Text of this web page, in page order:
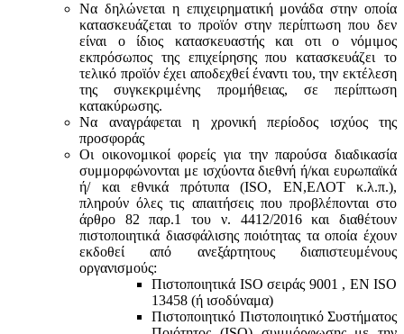
Να δηλώνεται η επιχειρηματική μονάδα στην οποία
κατασκευάζεται το προϊόν στην περίπτωση που δεν
είναι ο ίδιος κατασκευαστής και oτι ο νόμιμος
εκπρόσωπος της επιχείρησης που κατασκευάζει το
τελικό προϊόν έχει αποδεχθεί έναντι του, την εκτέλεση
της συγκεκριμένης προμήθειας, σε περίπτωση
κατακύρωσης.
Να αναγράφεται η χρονική περίοδος ισχύος της
προσφοράς
Οι οικονομικοί φορείς για την παρούσα διαδικασία
συμμορφώνονται με ισχύοντα διεθνή ή/και ευρωπαϊκά
ή/ και εθνικά πρότυπα (ISO, ΕΝ,ΕΛΟΤ κ.λ.π.),
πληρούν όλες τις απαιτήσεις που προβλέπονται στο
άρθρο 82 παρ.1 του ν. 4412/2016 και διαθέτουν
πιστοποιητικά διασφάλισης ποιότητας τα οποία έχουν
εκδοθεί από ανεξάρτητους διαπιστευμένους
οργανισμούς:
Πιστοποιητικά ISO σειράς 9001 , ΕΝ ISO
13458 (ή ισοδύναμα)
Πιστοποιητικό Πιστοποιητικό Συστήματος